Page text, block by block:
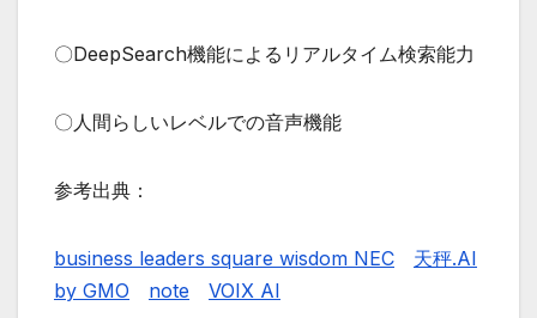
〇DeepSearch機能によるリアルタイム検索能力
〇人間らしいレベルでの音声機能
参考出典：
business leaders square wisdom NEC
天秤.AI
by GMO
note VOIX AI